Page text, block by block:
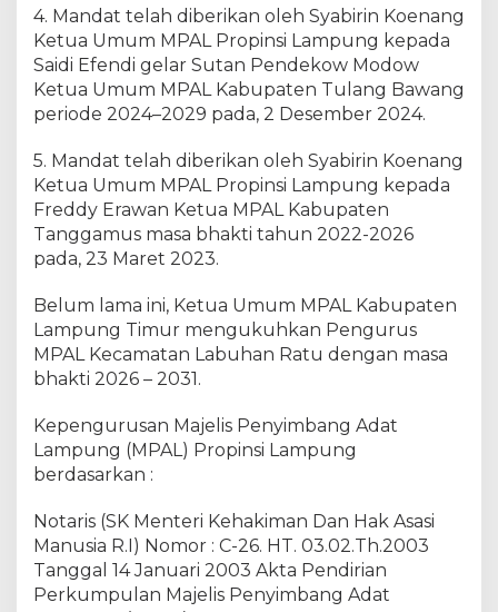
4. Mandat telah diberikan oleh Syabirin Koenang
Ketua Umum MPAL Propinsi Lampung kepada
Saidi Efendi gelar Sutan Pendekow Modow
Ketua Umum MPAL Kabupaten Tulang Bawang
periode 2024–2029 pada, 2 Desember 2024.
5. Mandat telah diberikan oleh Syabirin Koenang
Ketua Umum MPAL Propinsi Lampung kepada
Freddy Erawan Ketua MPAL Kabupaten
Tanggamus masa bhakti tahun 2022-2026
pada, 23 Maret 2023.
Belum lama ini, Ketua Umum MPAL Kabupaten
Lampung Timur mengukuhkan Pengurus
MPAL Kecamatan Labuhan Ratu dengan masa
bhakti 2026 – 2031.
Kepengurusan Majelis Penyimbang Adat
Lampung (MPAL) Propinsi Lampung
berdasarkan :
Notaris (SK Menteri Kehakiman Dan Hak Asasi
Manusia R.I) Nomor : C-26. HT. 03.02.Th.2003
Tanggal 14 Januari 2003 Akta Pendirian
Perkumpulan Majelis Penyimbang Adat